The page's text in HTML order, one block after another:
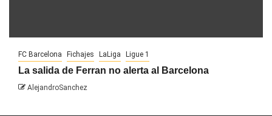
FC Barcelona Fichajes LaLiga Ligue 1
La salida de Ferran no alerta al Barcelona
AlejandroSanchez